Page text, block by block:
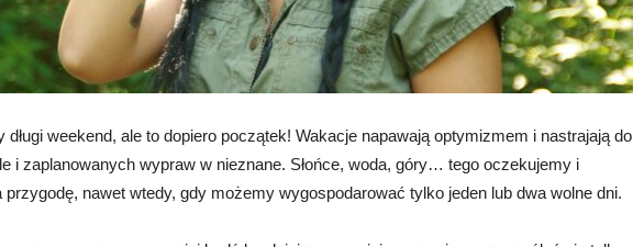
długi weekend, ale to dopiero początek! Wakacje napawają optymizmem i nastrajają do
i zaplanowanych wypraw w nieznane. Słońce, woda, góry… tego oczekujemy i
przygodę, nawet wtedy, gdy możemy wygospodarować tylko jeden lub dwa wolne dni.